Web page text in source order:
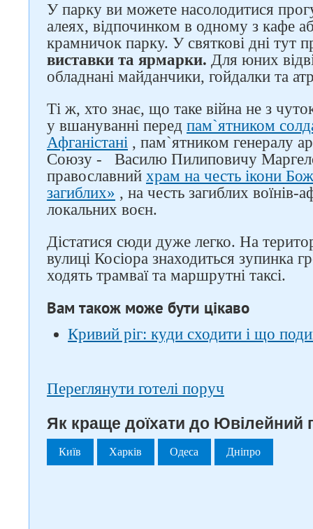
У парку ви можете насолодитися
алеях, відпочинком в одному з кафе
крамничок парку. У святкові дні тут
виставки та ярмарки. Для юних
обладнані майданчики, гойдалки та
Ті ж, хто знає, що таке війна не з
у вшануванні перед пам`ятником
Афганістані , пам`ятником генералу
Союзу -
Василю Пилиповичу
православний храм на честь ікони
загиблих» , на честь загиблих воїнів-
локальних воєн.
Дістатися сюди дуже легко. На
вулиці Косіора знаходиться зупинка
ходять трамваї та маршрутні таксі.
Вам також може бути цікаво
Кривий ріг: куди сходити і що
Переглянути готелі поруч
Як краще доїхати до Ювілейний
Київ Харків Одеса Дніпро